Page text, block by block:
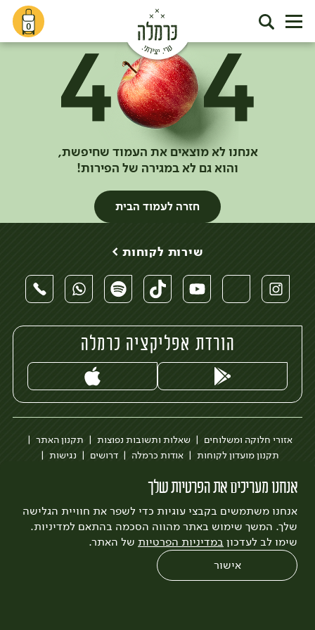
0
אנחנו לא מוצאים את העמוד שחיפשת,
והוא גם לא במגירה של הפירות!
חזרה לעמוד הבית
אנחנו מעריכים את הפרטיות שלך
אנחנו משתמשים בקבצי עוגיות כדי לשפר את חוויית הגלישה
שלך. המשך שימוש באתר מהווה הסכמה בהתאם למדיניות.
שימו לב לעדכון במדיניות הפרטיות של האתר.
אישור
שירות לקוחות >
הורדת אפליקציה כרמלה
אזורי חלוקה ומשלוחים שאלות ותשובות נפוצות
תקנון האתר
תקנון מועדון לקוחות
אודות כרמלה דרושים
נגישות
לצפייה בעדכון מדיניות פרטיות
עיצוב:3bears פיתוח:Quatro